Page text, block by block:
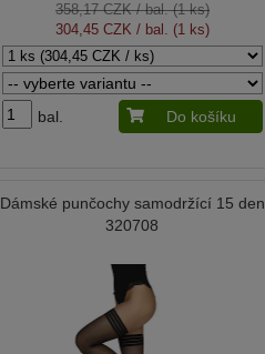
358,17 CZK/ bal. (1 ks)
304,45 CZK / bal. (1 ks)
bal. Do košíku
Dámské punčochy samodržící 15 den
320708